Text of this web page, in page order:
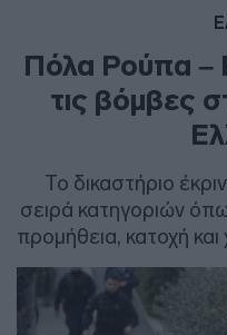
Πόλα Ρούπα –
τις βόμβες
Το δικαστήριο
σειρά κατηγοριών
προμήθεια, κατοχή